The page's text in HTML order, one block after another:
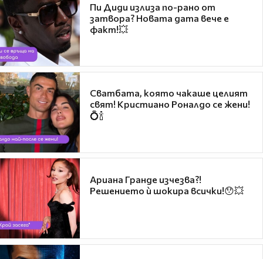
Пи Диди излиза по-рано от
затвора? Новата дата вече е
факт!💥
Сватбата, която чакаше целият
свят! Кристиано Роналдо се жени!
💍🍾
Ариана Гранде изчезва?!
Решението ѝ шокира всички!😯💥